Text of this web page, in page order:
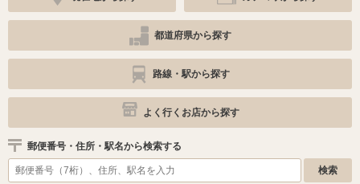
都道府県から探す
路線・駅から探す
よく行くお店から探す
郵便番号・住所・駅名から検索する